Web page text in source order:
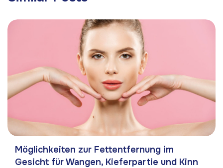
Möglichkeiten zur Fettentfernung im
Gesicht für Wangen, Kieferpartie und Kinn